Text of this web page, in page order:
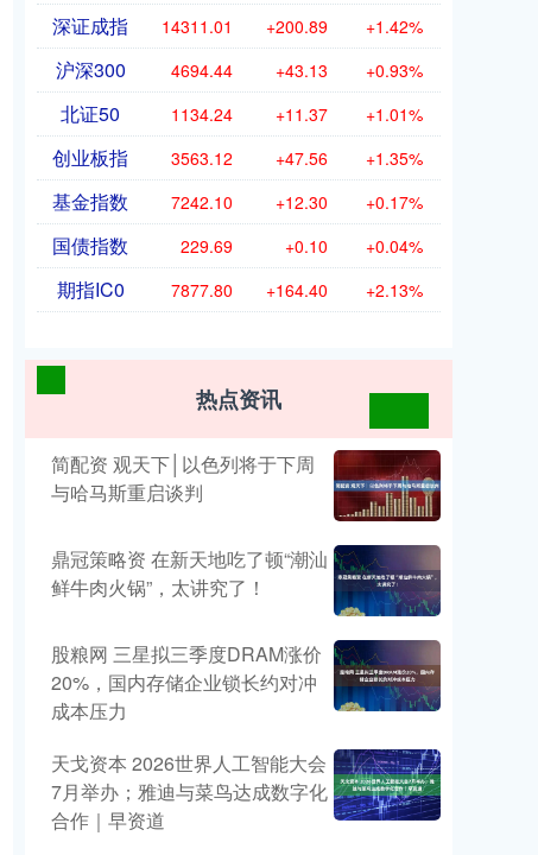
深证成指 14311.01 +200.89 +1.42%
沪深300 4694.44 +43.13 +0.93%
北证50 1134.24 +11.37 +1.01%
创业板指 3563.12 +47.56 +1.35%
基金指数 7242.10 +12.30 +0.17%
国债指数 229.69 +0.10 +0.04%
期指IC0 7877.80 +164.40 +2.13%
热点资讯
简配资 观天下│以色列将于下周
与哈马斯重启谈判
鼎冠策略资 在新天地吃了顿“潮汕
鲜牛肉火锅”，太讲究了！
股粮网 三星拟三季度DRAM涨价
20%，国内存储企业锁长约对冲
成本压力
天戈资本 2026世界人工智能大会
7月举办；雅迪与菜鸟达成数字化
合作｜早资道